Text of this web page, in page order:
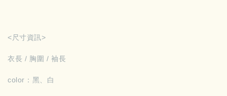
<尺寸資訊>
衣長 / 胸圍 / 袖長
color：黑、白